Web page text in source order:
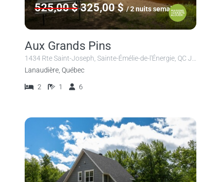
525,00 $ 325,00 $ / 2 nuits semaine
Aux Grands Pins
Lanaudière, Québec
2 1 6